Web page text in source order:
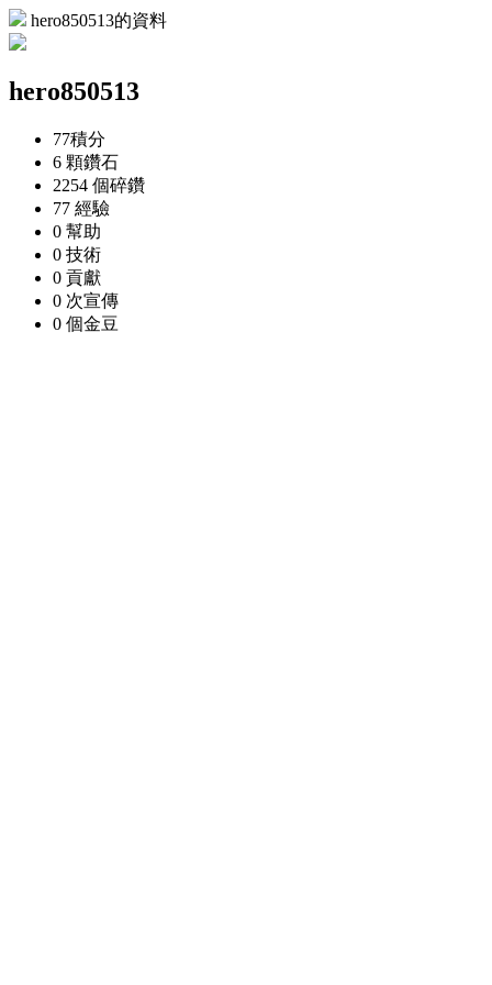
hero850513的資料
hero850513
77積分
6 顆鑽石
2254 個碎鑽
77 經驗
0 幫助
0 技術
0 貢獻
0 次宣傳
0 個金豆